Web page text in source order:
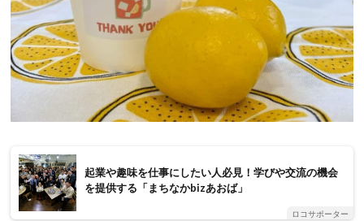
起業や趣味を仕事にしたい人必見！学びや交流の機会
を提供する「まちなかbizあおば」
ロコサポーター